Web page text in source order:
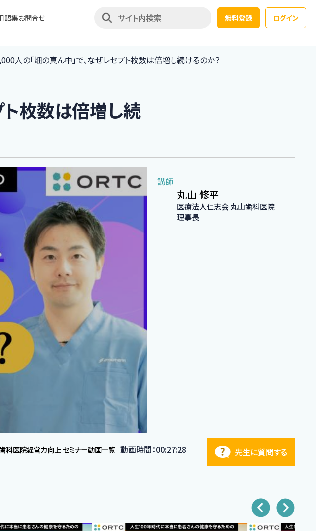
語集お問合せ 無料登録 ログイン
人の「畑の真ん中」で、なぜレセプト枚数は倍増し続けるのか？
ト枚数は倍増し続
講師
丸山 修平
医療法人仁志会 丸山歯科医院
理事長
科医院経営力向上 セミナー動画一覧 動画時間：00:27:28 先生に質問する